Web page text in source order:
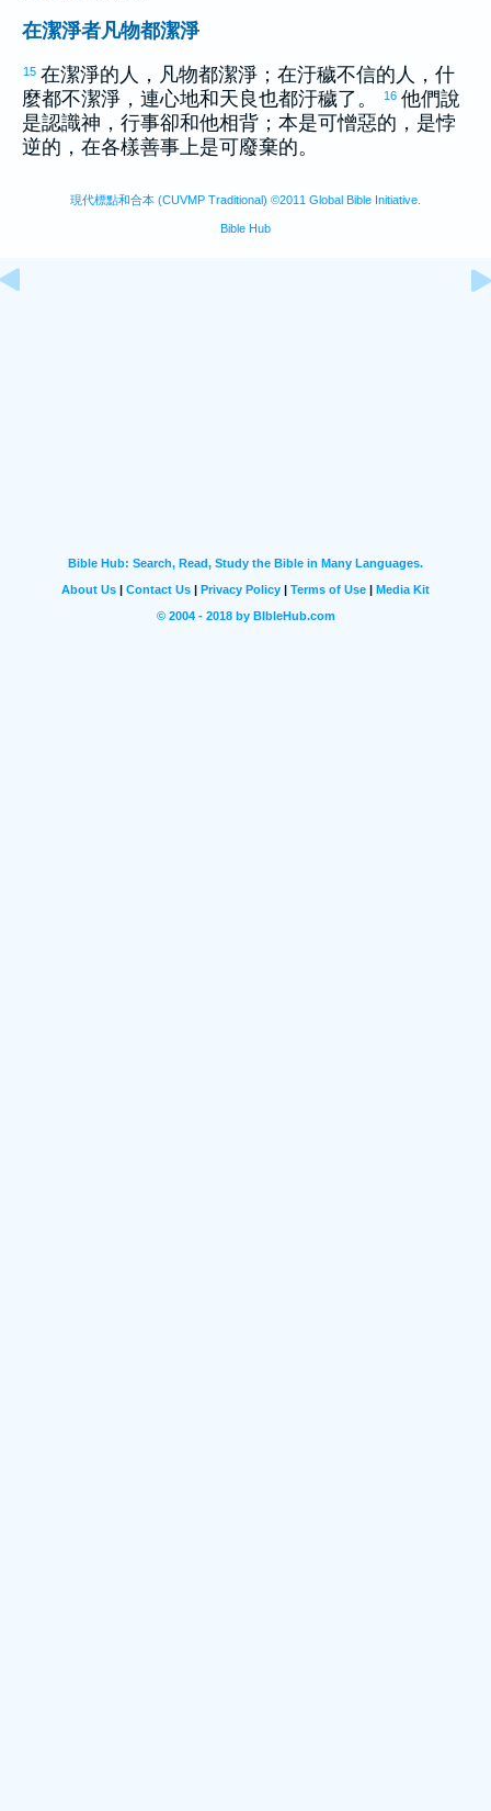
在潔淨者凡物都潔淨
15 在潔淨的人，凡物都潔淨；在汙穢不信的人，什
麼都不潔淨，連心地和天良也都汙穢了。
16 他們說
是認識神，行事卻和他相背；本是可憎惡的，是悖
逆的，在各樣善事上是可廢棄的。
現代標點和合本 (CUVMP Traditional) ©2011 Global Bible Initiative.
Bible Hub